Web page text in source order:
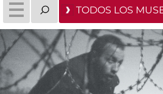
TODOS LOS